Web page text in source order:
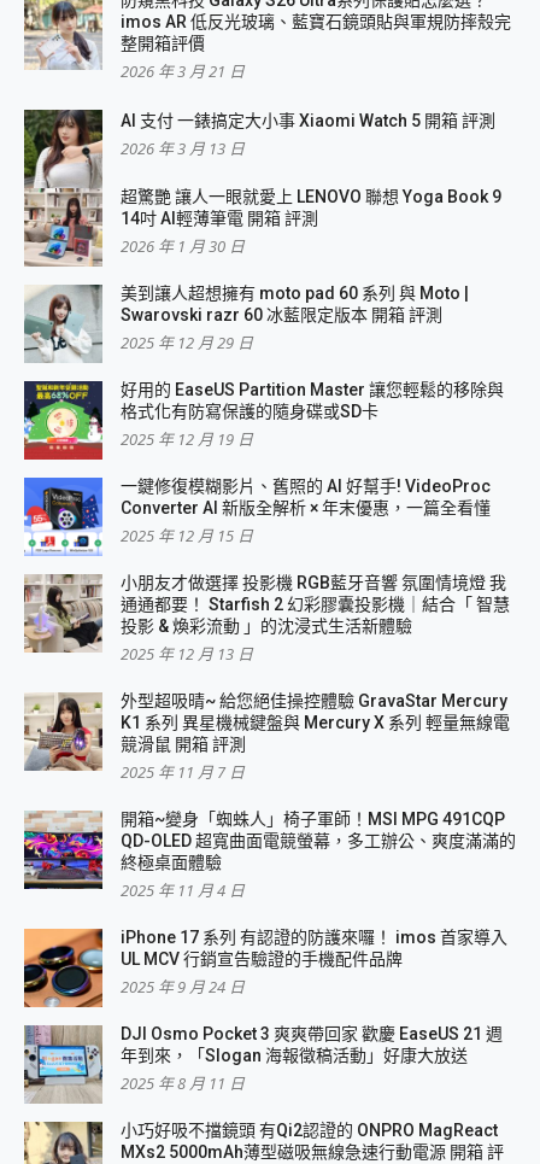
imos AR 低反光玻璃、藍寶石鏡頭貼與軍規防摔殼完
整開箱評價
2026 年 3 月 21 日
AI 支付 一錶搞定大小事 Xiaomi Watch 5 開箱 評測
2026 年 3 月 13 日
超驚艷 讓人一眼就愛上 LENOVO 聯想 Yoga Book 9
14吋 AI輕薄筆電 開箱 評測
2026 年 1 月 30 日
美到讓人超想擁有 moto pad 60 系列 與 Moto |
Swarovski razr 60 冰藍限定版本 開箱 評測
2025 年 12 月 29 日
好用的 EaseUS Partition Master 讓您輕鬆的移除與
格式化有防寫保護的隨身碟或SD卡
2025 年 12 月 19 日
一鍵修復模糊影片、舊照的 AI 好幫手! VideoProc
Converter AI 新版全解析 × 年末優惠，一篇全看懂
2025 年 12 月 15 日
小朋友才做選擇 投影機 RGB藍牙音響 氛圍情境燈 我
通通都要！ Starfish 2 幻彩膠囊投影機｜結合「 智慧
投影 & 煥彩流動 」的沈浸式生活新體驗
2025 年 12 月 13 日
外型超吸晴~ 給您絕佳操控體驗 GravaStar Mercury
K1 系列 異星機械鍵盤與 Mercury X 系列 輕量無線電
競滑鼠 開箱 評測
2025 年 11 月 7 日
開箱~變身「蜘蛛人」椅子軍師！MSI MPG 491CQP
QD-OLED 超寬曲面電競螢幕，多工辦公、爽度滿滿的
終極桌面體驗
2025 年 11 月 4 日
iPhone 17 系列 有認證的防護來囉！ imos 首家導入
UL MCV 行銷宣告驗證的手機配件品牌
2025 年 9 月 24 日
DJI Osmo Pocket 3 爽爽帶回家 歡慶 EaseUS 21 週
年到來，「Slogan 海報徵稿活動」好康大放送
2025 年 8 月 11 日
小巧好吸不擋鏡頭 有Qi2認證的 ONPRO MagReact
MXs2 5000mAh薄型磁吸無線急速行動電源 開箱 評